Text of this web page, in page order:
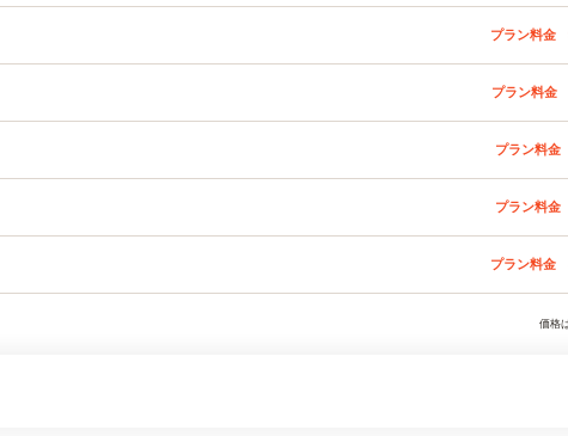
プラン料金
プラン料金
プラン料金
プラン料金
プラン料金
価格